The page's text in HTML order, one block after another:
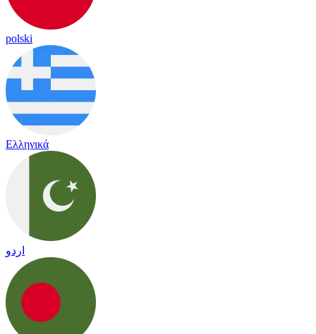
polski
Ελληνικά
اردو